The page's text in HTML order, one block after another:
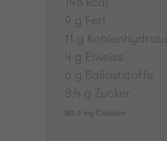
9 g Fett
11 g Kohlenhydrate
4 g Eiweiss
6 g Ballaststoffe
8,4 g Zucker
80,6 mg Calcium